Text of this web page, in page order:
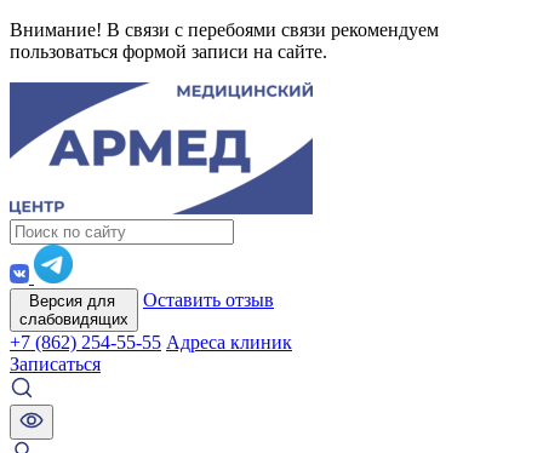
Внимание! В связи с перебоями связи рекомендуем
пользоваться формой записи на сайте.
Версия для
слабовидящих
Оставить отзыв
+7 (862) 254-55-55 Адреса клиник
Записаться